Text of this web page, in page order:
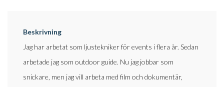
Beskrivning
Jag har arbetat som ljustekniker för events i flera år. Sedan
arbetade jag som outdoor guide. Nu jag jobbar som
snickare, men jag vill arbeta med film och dokumentär,